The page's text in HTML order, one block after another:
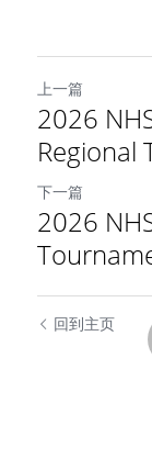
上一篇
2026
Regional
下一篇
2026
回到主页